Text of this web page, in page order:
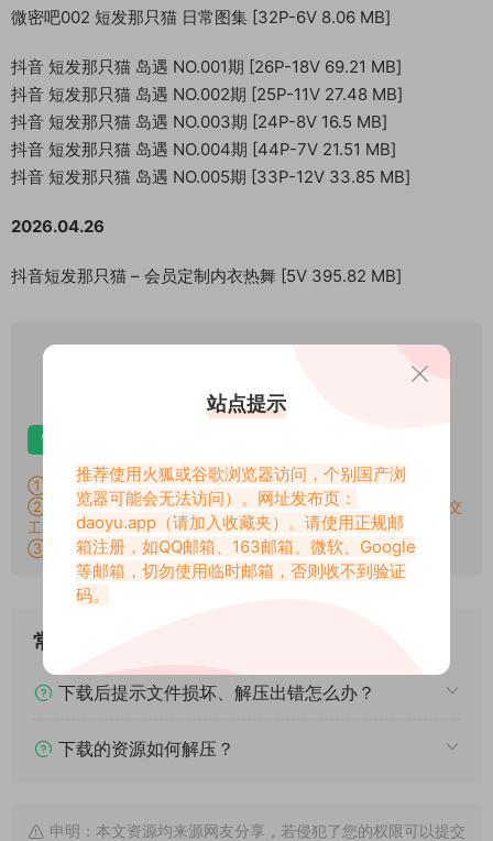
微密吧002 短发那只猫 日常图集 [32P-6V 8.06 MB]
抖音 短发那只猫 岛遇 NO.001期 [26P-18V 69.21 MB]
抖音 短发那只猫 岛遇 NO.002期 [25P-11V 27.48 MB]
抖音 短发那只猫 岛遇 NO.003期 [24P-8V 16.5 MB]
抖音 短发那只猫 岛遇 NO.004期 [44P-7V 21.51 MB]
抖音 短发那只猫 岛遇 NO.005期 [33P-12V 33.85 MB]
2026.04.26
抖音短发那只猫 – 会员定制内衣热舞 [5V 395.82 MB]
VIP
仅限VIP下载
升级VIP
安卓解压
①：所有素材切勿外传，仅供欣赏，喜欢请支持原作者！
②：所有素材密码均已测试，遇见问题站内有教程学习，不会再提交
工单。
③：所有素材均无露点、纯绿色版本，若有需求请另寻，谢谢！
常见问题
下载后提示文件损坏、解压出错怎么办？
下载的资源如何解压？
申明：本文资源均来源网友分享，若侵犯了您的权限可以提交
站点提示
推荐使用火狐或谷歌浏览器访问，个别国产浏
览器可能会无法访问）。网址发布页：
daoyu.app （请加入收藏夹）。请使用正规邮
箱注册，如QQ邮箱、163邮箱、微软、Google
等邮箱，切勿使用临时邮箱，否则收不到验证
码。